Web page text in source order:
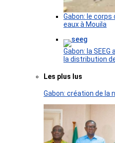
Gabon: le corps
eaux à Mouila
Gabon: la
la distribution
Les plus lus
Gabon: création de la